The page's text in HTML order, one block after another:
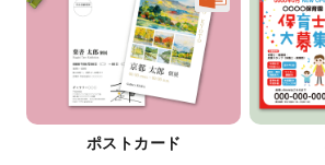
ポストカード